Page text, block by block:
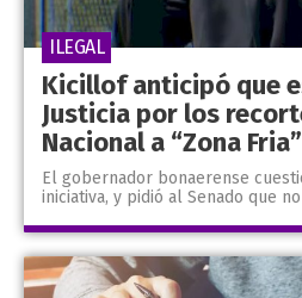
Kicillof anticipó que
Justicia por los
Nacional a “Zona Fria”
El gobernador bonaerense
iniciativa, y pidió al Senado que
ILEGAL